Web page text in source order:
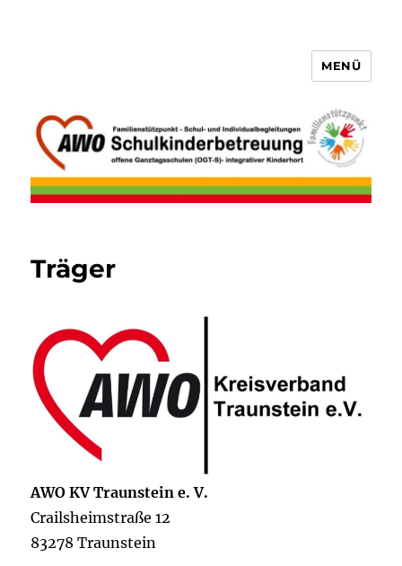
AWO Schulkinderbetreuung
MENÜ
Träger
AWO KV Traunstein e. V.
Crailsheimstraße 12
83278 Traunstein